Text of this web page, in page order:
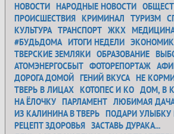
НОВОСТИ НАРОДНЫЕ НОВОСТИ
ПРОИСШЕСТВИЯ КРИМИНАЛ ТУРИЗМ
КУЛЬТУРА ТРАНСПОРТ ЖКХ
#БУДЬДОМА ИТОГИ НЕДЕЛИ
ТВЕРСКИЕ ЗЕМЛЯКИ ОБРАЗОВАНИЕ
АТОМЭНЕРГОСБЫТ ФОТОРЕПОРТАЖ
ДОРОГА ДОМОЙ ГЕНИЙ ВКУСА НЕ
ТВЕРЬ В ЛИЦАХ КОТОПЕС И КО ДОМ, В
НА ЁЛОЧКУ ПАРЛАМЕНТ ЛЮБИМАЯ
ИЗ КАЛИНИНА В ТВЕРЬ ПОДАРИ УЛЫБКУ
РЕЦЕПТ ЗДОРОВЬЯ ЗАСТАВЬ ДУРАКА...